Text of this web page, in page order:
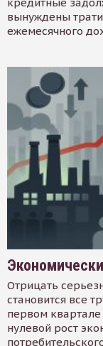
вынуждены
ежемесячного
Отрицать
становится все
первом
нулевой рост